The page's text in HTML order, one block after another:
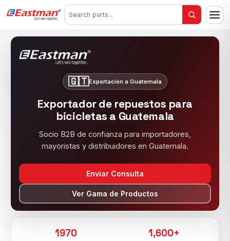
🇬🇹Exportación a Guatemala
Exportador de repuestos para
bicicletas a Guatemala
Socio B2B de confianza para importadores,
mayoristas y distribuidores en Guatemala.
Enviar Consulta
Ver Gama de Productos
1970 1,600+